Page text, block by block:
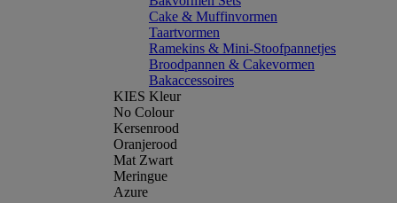
Cake & Muffinvormen
Taartvormen
Ramekins & Mini-Stoofpannetjes
Broodpannen & Cakevormen
Bakaccessoires
KIES Kleur
No Colour
Kersenrood
Oranjerood
Mat Zwart
Meringue
Azure